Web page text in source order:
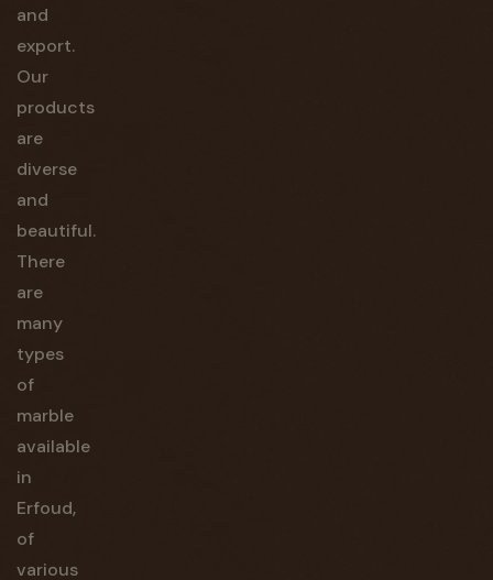
and
export.
Our
products
are
diverse
and
beautiful.
There
are
many
types
of
marble
available
in
Erfoud,
of
various